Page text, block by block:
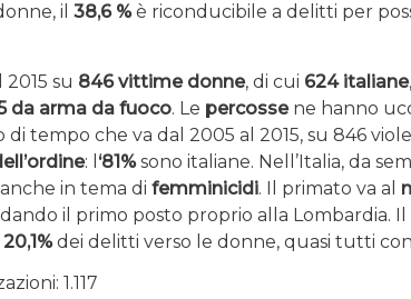
il 38,6 %è riconducibile a delitti per
2015 su 846 vittime donne, di cui 624 italiane,
da arma da fuoco. Le percossene hanno
di tempo che va dal 2005 al 2015, su 846
: l ‘81%sono italiane. Nell’Italia, da
in tema di femminicidi. Il primato va al
il primo posto proprio alla Lombardia. Il
dei delitti verso le donne, quasi tutti
1.117